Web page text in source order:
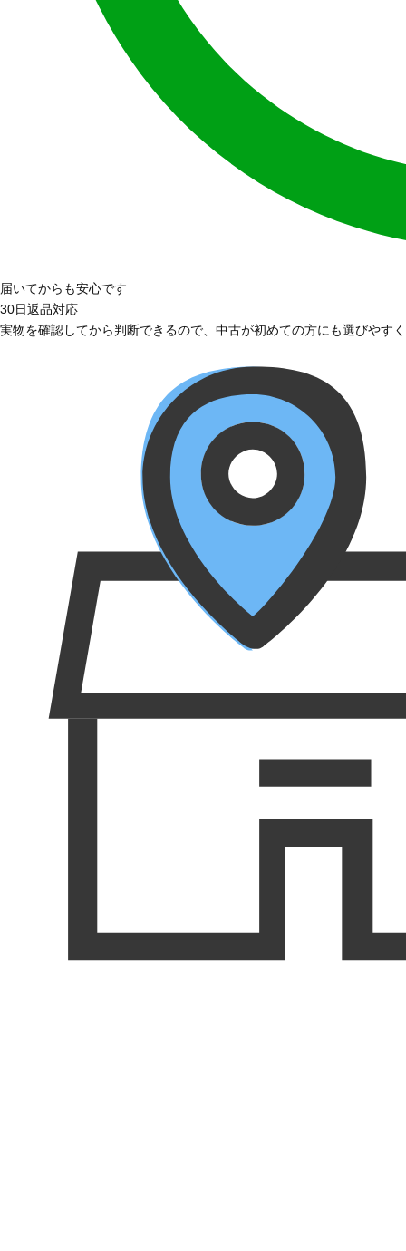
届いてからも安心です
30日返品対応
実物を確認してから判断できるので、中古が初めての方にも選びやす